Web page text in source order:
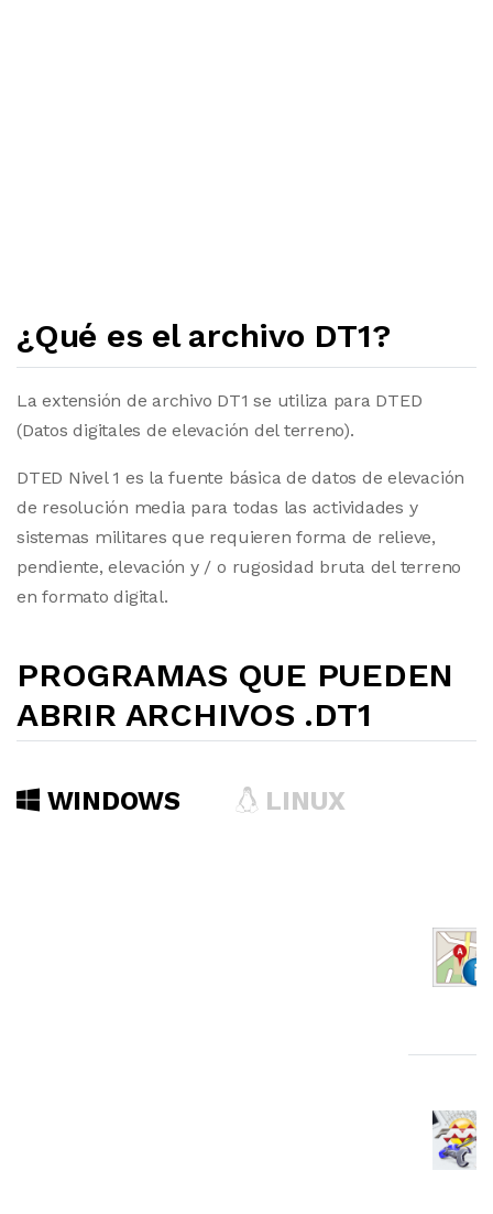
¿Qué es el archivo DT1?
La extensión de archivo DT1 se utiliza para DTED
(Datos digitales de elevación del terreno).
DTED Nivel 1 es la fuente básica de datos de elevación
de resolución media para todas las actividades y
sistemas militares que requieren forma de relieve,
pendiente, elevación y / o rugosidad bruta del terreno
en formato digital.
PROGRAMAS QUE PUEDEN
ABRIR ARCHIVOS .DT1
WINDOWS LINUX